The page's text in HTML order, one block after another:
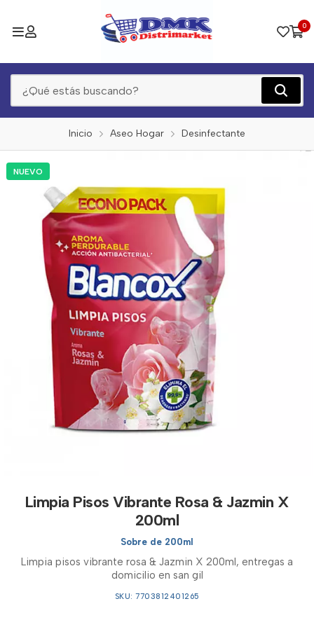
0
Inicio Aseo Hogar Desinfectante
NUEVO
Limpia Pisos Vibrante Rosa & Jazmin X
200ml
Sobre de 200ml
Limpia pisos vibrante rosa & Jazmin X 200ml, entregas a
domicilio en san gil
SKU: 7703812401265